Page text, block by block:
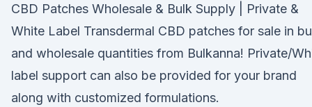
CBD Patches Wholesale & Bulk Supply | Private &
White Label Transdermal CBD patches for sale in
and wholesale quantities from Bulkanna! Private/
label support can also be provided for your brand
along with customized formulations.